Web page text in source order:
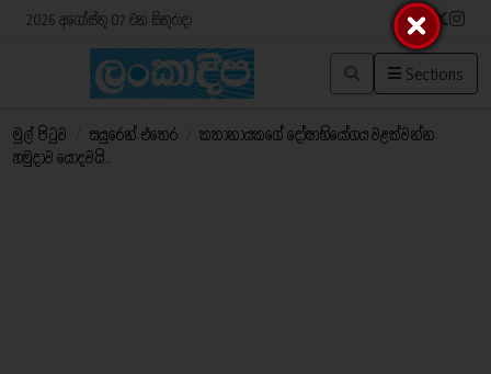
2026 අගෝස්තු 07 වන සිකුරාදා
Sections
මුල් පිටුව සයුරෙන් එතෙර
කතානායකගේ දෝෂාභියෝගය වළක්වන්න
හමුදාව යොදවයි..